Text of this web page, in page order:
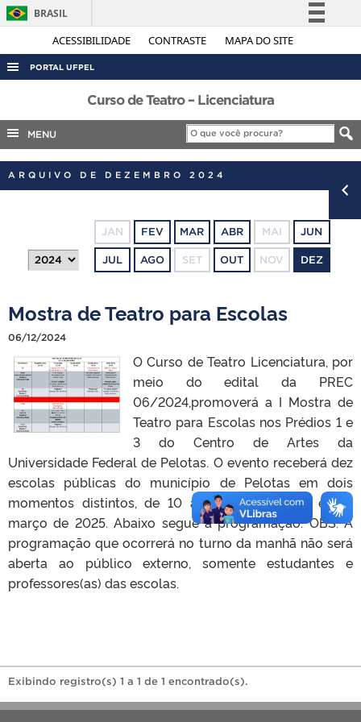
ACESSIBILIDADE CONTRASTE MAPA DO SITE
BRASIL
Simplifique!
Legislação
Canais
PORTAL UFPEL
ACESSO À INFORMAÇÃO
AUDITORIA
COBALTO
CONCURSOS
OUVIDORIA
TELEFONES
Curso de Teatro – Licenciatura
MENU
ARQUIVO DE DEZEMBRO 2024
JAN FEV MAR ABR MAI JUN
JUL AGO SET OUT NOV DEZ
Mostra de Teatro para Escolas
06/12/2024
O Curso de Teatro Licenciatura, por
meio do edital da PREC
06/2024,promoverá a I Mostra de
Teatro para Escolas nos Prédios 1 e
3 do Centro de Artes da
Universidade Federal de Pelotas. O evento receberá dez
escolas públicas do município de Pelotas em dois
momentos distintos, de 10 a 13 de dezembro e em
março de 2025. Abaixo segue a programação. OBS: A
programação que ocorrerá no turno da manhã não será
aberta ao público externo, somente estudantes e
professores(as) das escolas.
Exibindo registro(s) 1 a 1 de 1 encontrado(s).